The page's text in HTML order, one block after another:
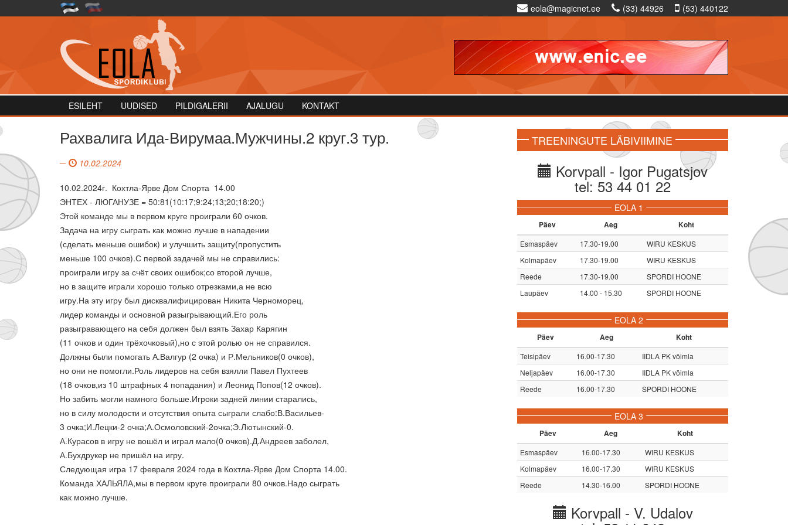
eola@magicnet.ee (33) 44926 (53) 440122
ESILEHT UUDISED PILDIGALERII AJALUGU KONTAKT
Рахвалига Ида-Вирумаа.Мужчины.2 круг.3 тур.
10.02.2024
10.02.2024г. Кохтла-Ярве Дом Спорта 14.00
ЭНТЕХ - ЛЮГАНУЗЕ = 50:81(10:17;9:24;13;20;18:20;)
Этой команде мы в первом круге проиграли 60 очков.
Задача на игру сыграть как можно лучше в нападении
(сделать меньше ошибок) и улучшить защиту(пропустить
меньше 100 очков).С первой задачей мы не справились:
проиграли игру за счёт своих ошибок;со второй лучше,
но в защите играли хорошо только отрезками,а не всю
игру.На эту игру был дисквалифицирован Никита Черноморец,
лидер команды и основной разыгрывающий.Его роль
разыгравающего на себя должен был взять Захар Карягин
(11 очков и один трёхочковый),но с этой ролью он не справился.
Должны были помогать А.Валгур (2 очка) и Р.Мельников(0 очков),
но они не помогли.Роль лидеров на себя взялли Павел Пухтеев
(18 очков,из 10 штрафных 4 попадания) и Леонид Попов(12 очков).
Но забить могли намного больше.Игроки задней линии старались,
но в силу молодости и отсутствия опыта сыграли слабо:В.Васильев-
3 очка;И.Лецки-2 очка;А.Осмоловский-2очка;Э.Лютынский-0.
А.Курасов в игру не вошёл и играл мало(0 очков).Д.Андреев заболел,
А.Бухдрукер не пришёл на игру.
Следующая игра 17 февраля 2024 года в Кохтла-Ярве Дом Спорта 14.00.
Команда ХАЛЬЯЛА,мы в первом круге проиграли 80 очков.Надо сыграть
как можно лучше.
TREENINGUTE LÄBIVIIMINE
Korvpall - Igor Pugatsjov
tel: 53 44 01 22
EOLA 1
Päev Aeg Koht
Esmaspäev 17.30-19.00
WIRU KESKUS
Kolmapäev
17.30-19.00
WIRU KESKUS
Reede
17.30-19.00
SPORDI HOONE
Laupäev
14.00 - 15.30 SPORDI HOONE
EOLA 2
Päev Aeg Koht
Teisipäev 16.00-17.30
IIDLA PK võimla
Neljapäev
16.00-17.30
IIDLA PK võimla
Reede
16.00-17.30 SPORDI HOONE
EOLA 3
Päev Aeg Koht
Esmaspäev 16.00-17.30
WIRU KESKUS
Kolmapäev
16.00-17.30
WIRU KESKUS
Reede
14.30-16.00 SPORDI HOONE
Korvpall - V. Udalov